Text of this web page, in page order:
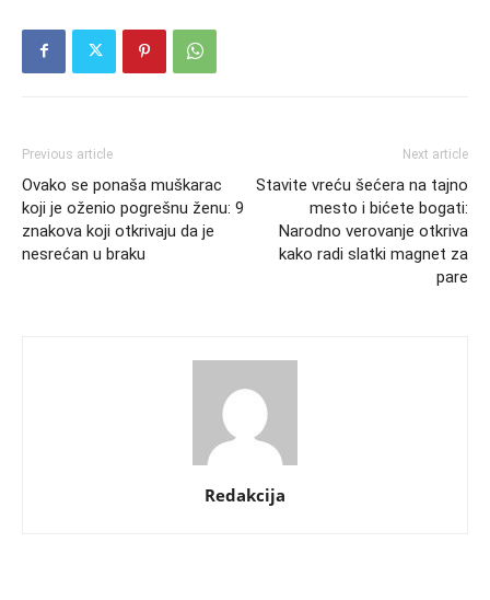
Previous article
Ovako se ponaša muškarac
koji je oženio pogrešnu ženu: 9
znakova koji otkrivaju da je
nesrećan u braku
Next article
Stavite vreću šećera na tajno
mesto i bićete bogati:
Narodno verovanje otkriva
kako radi slatki magnet za
pare
Redakcija